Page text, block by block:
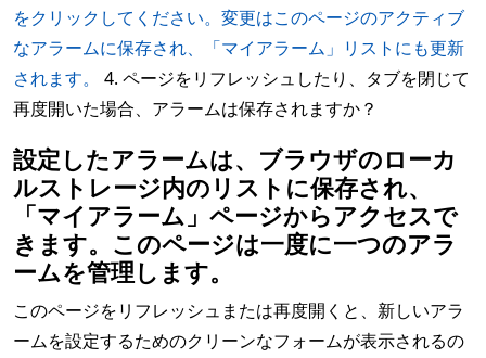
をクリックしてください。変更はこのページのアクティブ
なアラームに保存され、「マイアラーム」リストにも更新
されます。
4. ページをリフレッシュしたり、タブを閉じて
再度開いた場合、アラームは保存されますか？
設定したアラームは、ブラウザのローカ
ルストレージ内のリストに保存され、
「マイアラーム」ページからアクセスで
きます。このページは一度に一つのアラ
ームを管理します。
このページをリフレッシュまたは再度開くと、新しいアラ
ームを設定するためのクリーンなフォームが表示されるの